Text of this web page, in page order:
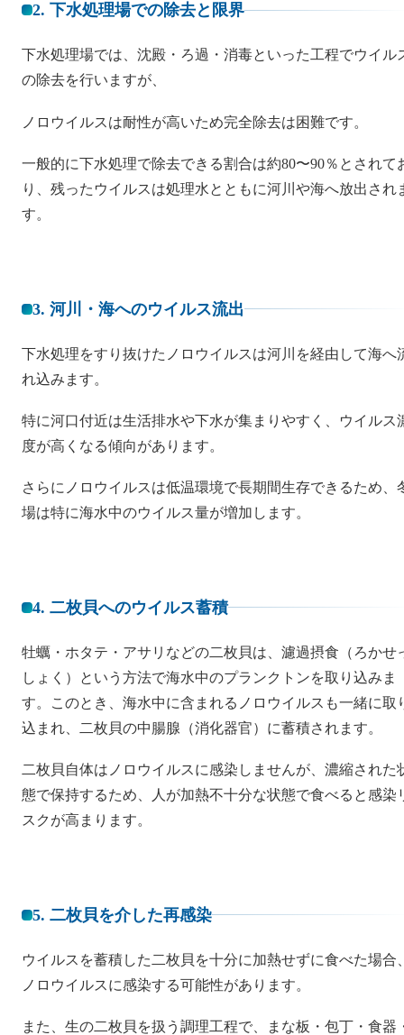
2. 下水処理場での除去と限界
下水処理場では、沈殿・ろ過・消毒といった工程でウイル
の除去を行いますが、
ノロウイルスは耐性が高いため完全除去は困難です。
一般的に下水処理で除去できる割合は約80〜90％とされて
り、残ったウイルスは処理水とともに河川や海へ放出され
す。
3. 河川・海へのウイルス流出
下水処理をすり抜けたノロウイルスは河川を経由して海へ
れ込みます。
特に河口付近は生活排水や下水が集まりやすく、ウイルス
度が高くなる傾向があります。
さらにノロウイルスは低温環境で長期間生存できるため、
場は特に海水中のウイルス量が増加します。
4. 二枚貝へのウイルス蓄積
牡蠣・ホタテ・アサリなどの二枚貝は、濾過摂食（ろかせ
しょく）という方法で海水中のプランクトンを取り込みま
す。このとき、海水中に含まれるノロウイルスも一緒に取
込まれ、二枚貝の中腸腺（消化器官）に蓄積されます。
二枚貝自体はノロウイルスに感染しませんが、濃縮された
態で保持するため、人が加熱不十分な状態で食べると感染
スクが高まります。
5. 二枚貝を介した再感染
ウイルスを蓄積した二枚貝を十分に加熱せずに食べた場合
ノロウイルスに感染する可能性があります。
また、生の二枚貝を扱う調理工程で、まな板・包丁・食器